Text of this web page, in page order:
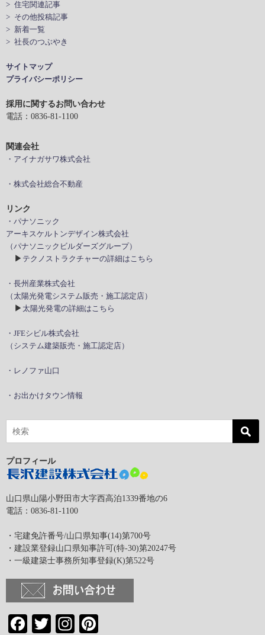
> 住宅関連記事
> その他投稿記事
> 新着一覧
> 社長のつぶやき
サイトマップ
プライバシーポリシー
採用に関するお問い合わせ
電話：0836-81-1100
関連会社
・アイナガサワ株式会社
・株式会社総合不動産
リンク
・パナソニック
アーキスケルトンデザイン株式会社
（パナソニックビルダーズグループ）
▶ テクノストラクチャーの詳細はこちら
・長州産業株式会社
（太陽光発電システム販売・施工認定店）
▶ 太陽光発電の詳細はこちら
・JFEシビル株式会社
（システム建築販売・施工認定店）
・レノファ山口
・お出かけタウン情報
プロフィール
山口県山陽小野田市大字西高泊1339番地の6
電話：0836-81-1100
・宅建免許番号/山口県知事(14)第700号
・建設業登録山口県知事許可(特-30)第20247号
・一級建築士事務所知事登録(K)第522号
FacebookTwitter Instagram